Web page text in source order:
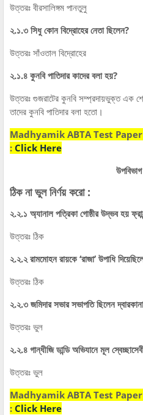
উত্তরঃ বীরসালিঙ্গম পানতুলু
২.১.৩ সিধু কোন বিদ্রোহের নেতা ছিলেন?
উত্তরঃ সাঁওতাল বিদ্রোহের
২.১.৪ কুনবি পাতিদার কাদের বলা হয়?
উত্তরঃ গুজরাটের কুনবি সম্প্রদায়ভুক্ত এক
তাদের কুনবি পাতিদার বলা হতো।
Madhyamik ABTA Test
: Click Here
ঠিক না ভুল নির্ণয় করো :
২.২.১ অ্যানাল পত্রিকা গোষ্ঠীর উদ্ভব হয়
উত্তরঃ ঠিক
২.২.২ রামমোহন রায়কে ‘রাজা’ উপাধি
উত্তরঃ ঠিক
২.২.৩ জমিদার সভার সভাপতি ছিলেন
উত্তরঃ ভুল
২.২.৪ গান্ধীজি ডান্ডি অভিযানে মূল
উত্তরঃ ভুল
Madhyamik ABTA Test
: Click Here